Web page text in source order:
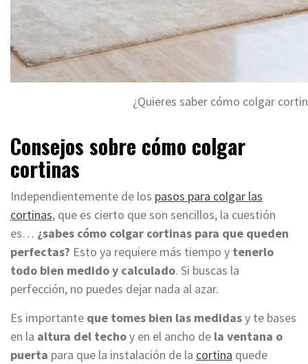
¿Quieres saber cómo colgar
Consejos sobre cómo colgar
cortinas
Independientemente de los pasos para colgar las
cortinas, que es cierto que son sencillos, la cuestión
es… ¿sabes cómo colgar cortinas para que queden
perfectas? Esto ya requiere más tiempo y tenerlo
todo bien medido y calculado. Si buscas la
perfección, no puedes dejar nada al azar.
Es importante que tomes bien las medidasy te bases
en la altura del techoy en el ancho de la ventana o
puerta para que la instalación de la cortina quede